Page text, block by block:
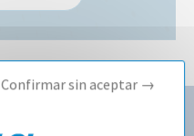
Confirmar sin aceptar →